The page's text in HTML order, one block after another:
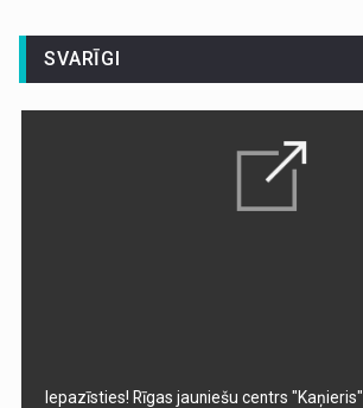
SVARĪGI
Iepazīsties! Rīgas jauniešu centrs "Kaņieris"